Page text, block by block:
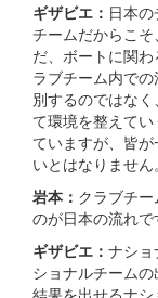
ギザビエ： 日本
チームだからこ
だ、ボートに関
ラブチーム内で
別するのではな
て環境を整えて
ていますが、皆
いとはなりません。
岩本： クラブチ
のが日本の流れで
ギザビエ： ナショ
ショナルチーム